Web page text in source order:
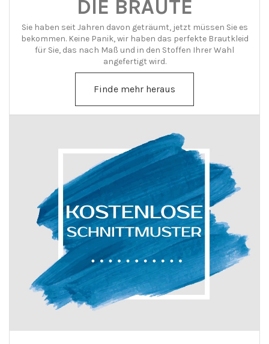
DIE BRÄUTE
Sie haben seit Jahren davon geträumt, jetzt müssen Sie es
bekommen. Keine Panik, wir haben das perfekte Brautkleid
für Sie, das nach Maß und in den Stoffen Ihrer Wahl
angefertigt wird.
Finde mehr heraus